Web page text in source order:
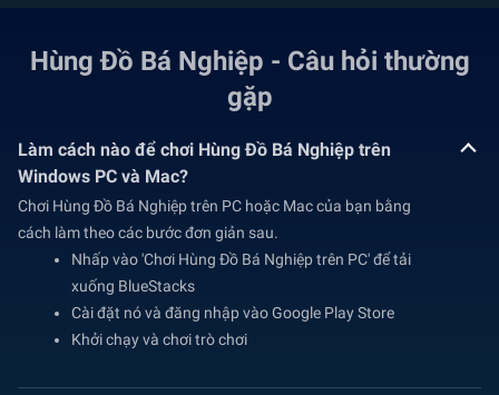
Hùng Đồ Bá Nghiệp - Câu hỏi thường
gặp
Làm cách nào để chơi Hùng Đồ Bá Nghiệp trên
Windows PC và Mac?
Chơi Hùng Đồ Bá Nghiệp trên PC hoặc Mac của bạn bằng
cách làm theo các bước đơn giản sau.
Nhấp vào 'Chơi Hùng Đồ Bá Nghiệp trên PC' để tải
xuống BlueStacks
Cài đặt nó và đăng nhập vào Google Play Store
Khởi chạy và chơi trò chơi